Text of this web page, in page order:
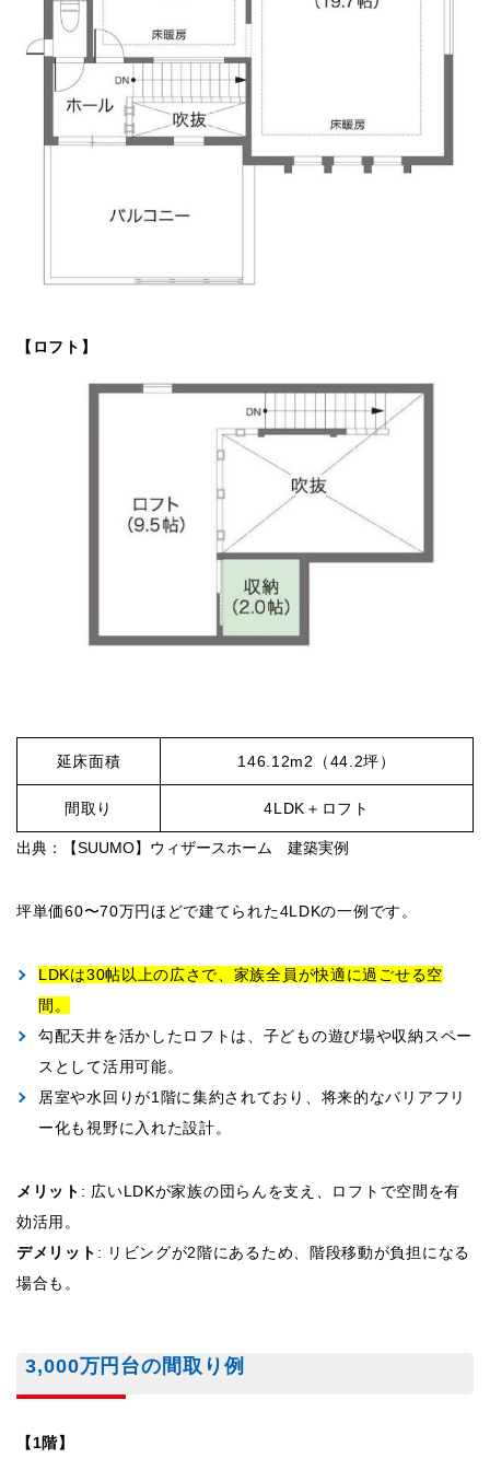
【ロフト】
延床面積 146.12m2（44.2坪）
間取り 4LDK＋ロフト
出典：【SUUMO】ウィザースホーム 建築実例
坪単価60〜70万円ほどで建てられた4LDKの一例です。
LDKは30帖以上の広さで、家族全員が快適に過ごせる空
間。
勾配天井を活かしたロフトは、子どもの遊び場や収納スペー
スとして活用可能。
居室や水回りが1階に集約されており、将来的なバリアフリ
ー化も視野に入れた設計。
メリット : 広いLDKが家族の団らんを支え、ロフトで空間を有
効活用。
デメリット : リビングが2階にあるため、階段移動が負担になる
場合も。
3,000万円台の間取り例
【1階】